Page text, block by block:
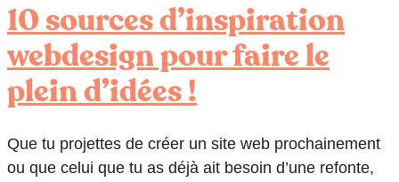
10 sources d’inspiration
webdesign pour faire le
plein d’idées !
Que tu projettes de créer un site web prochainement
ou que celui que tu as déjà ait besoin d’une refonte,